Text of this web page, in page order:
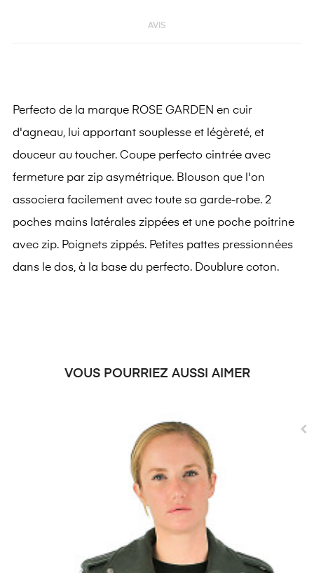
AVIS
Perfecto de la marque ROSE GARDEN en cuir
d'agneau, lui apportant souplesse et légèreté, et
douceur au toucher. Coupe perfecto cintrée avec
fermeture par zip asymétrique. Blouson que l'on
associera facilement avec toute sa garde-robe. 2
poches mains latérales zippées et une poche poitrine
avec zip. Poignets zippés. Petites pattes pressionnées
dans le dos, à la base du perfecto. Doublure coton.
VOUS POURRIEZ AUSSI AIMER